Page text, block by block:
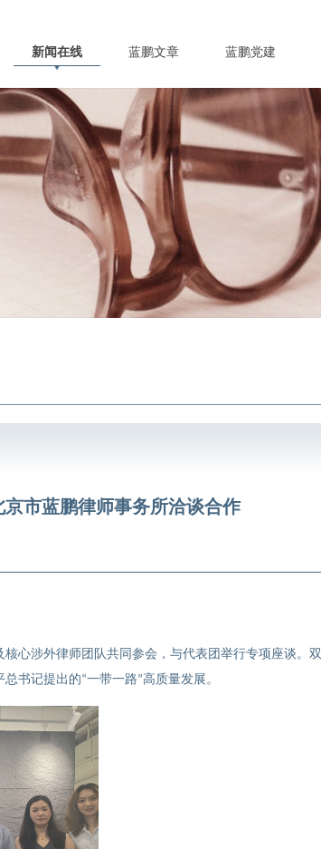
新闻在线 蓝鹏文章 蓝鹏党建
市蓝鹏律师事务所洽谈合作
心涉外律师团队共同参会，与代表团举行专项座谈。双
总书记提出的“一带一路”高质量发展。